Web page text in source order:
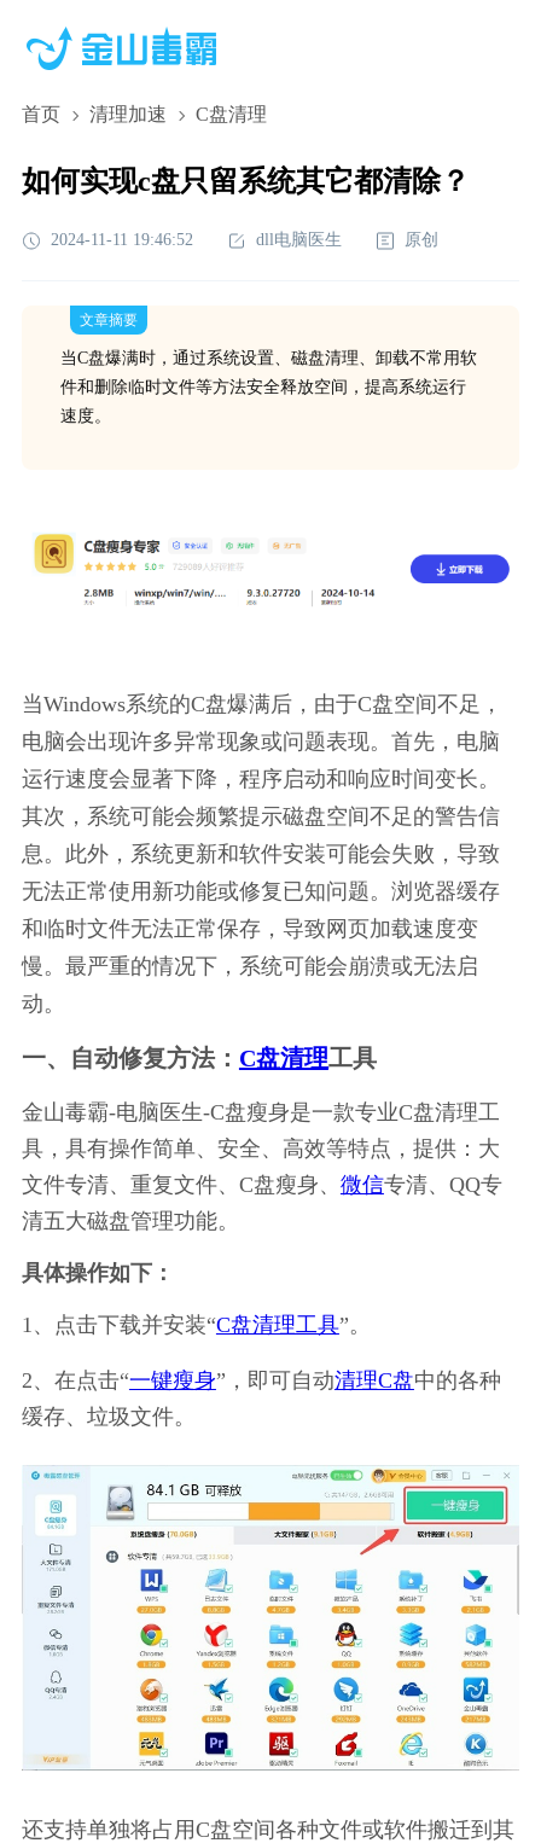
首页 清理加速 C盘清理
如何实现c盘只留系统其它都清除？
2024-11-11 19:46:52 dll电脑医生 原创
文章摘要
当C盘爆满时，通过系统设置、磁盘清理、卸载不常用软
件和删除临时文件等方法安全释放空间，提高系统运行
速度。
当Windows系统的C盘爆满后，由于C盘空间不足，
电脑会出现许多异常现象或问题表现。首先，电脑
运行速度会显著下降，程序启动和响应时间变长。
其次，系统可能会频繁提示磁盘空间不足的警告信
息。此外，系统更新和软件安装可能会失败，导致
无法正常使用新功能或修复已知问题。浏览器缓存
和临时文件无法正常保存，导致网页加载速度变
慢。最严重的情况下，系统可能会崩溃或无法启
动。
一、自动修复方法： C盘清理工具
金山毒霸-电脑医生-C盘瘦身是一款专业C盘清理工
具，具有操作简单、安全、高效等特点，提供：大
文件专清、重复文件、C盘瘦身、 微信专清、QQ专
清五大磁盘管理功能。
具体操作如下：
1、点击下载并安装“C盘清理工具”。
2、在点击“一键瘦身”，即可自动清理C盘中的各种
缓存、垃圾文件。
还支持单独将占用C盘空间各种文件或软件搬迁到其